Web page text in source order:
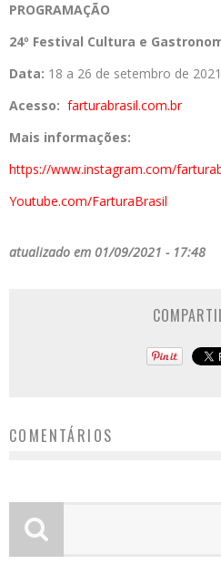
PROGRAMAÇÃO
24º Festival Cultura e
Data: 18 a 26 de setembro de 2021
Acesso: farturabrasil.com.br
Mais informações:
https://www.instagram.com/
Youtube.com/FarturaBrasil
atualizado em 01/09/2021 - 17:48
COMENTÁRIOS